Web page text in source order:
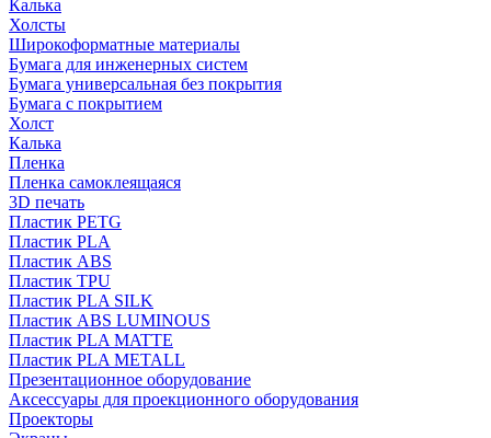
Калька
Холсты
Широкоформатные материалы
Бумага для инженерных систем
Бумага универсальная без покрытия
Бумага с покрытием
Холст
Калька
Пленка
Пленка самоклеящаяся
3D печать
Пластик PETG
Пластик PLA
Пластик ABS
Пластик TPU
Пластик PLA SILK
Пластик ABS LUMINOUS
Пластик PLA MATTE
Пластик PLA METALL
Презентационное оборудование
Аксессуары для проекционного оборудования
Проекторы